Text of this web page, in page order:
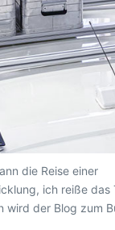
die Reise einer
ich reiße das
wird der Blog zum